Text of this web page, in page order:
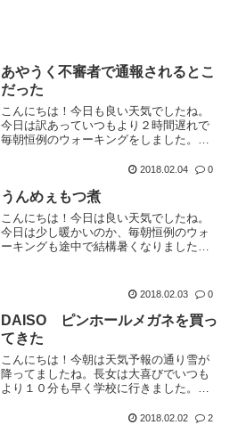
あやうく不審者で通報されるとこ
だった
こんにちは！今日も良い天気でしたね。
今日は訳あっていつもより２時間遅れで
毎朝恒例のウォーキングをしました。２
かっただけなのかな。５００ｍも歩くと
日のタイトルはなんか物騒...
2018.02.04 0
うんめぇもつ煮
こんにちは！今日は良い天気でしたね。
今日は少し暖かいのか、毎朝恒例のウォ
ーキングも途中で結構暑くなりました。
ルメガネ。早速子供たちの前でやってみ
2018.02.03 0
DAISO ピンホールメガネを買っ
てきた
こんにちは！今朝は天気予報の通り雪が
降ってましたね。長女は大喜びでいつも
より１０分も早く学校に行きました。前
っていないようです。ベランダから見え
2018.02.02 2